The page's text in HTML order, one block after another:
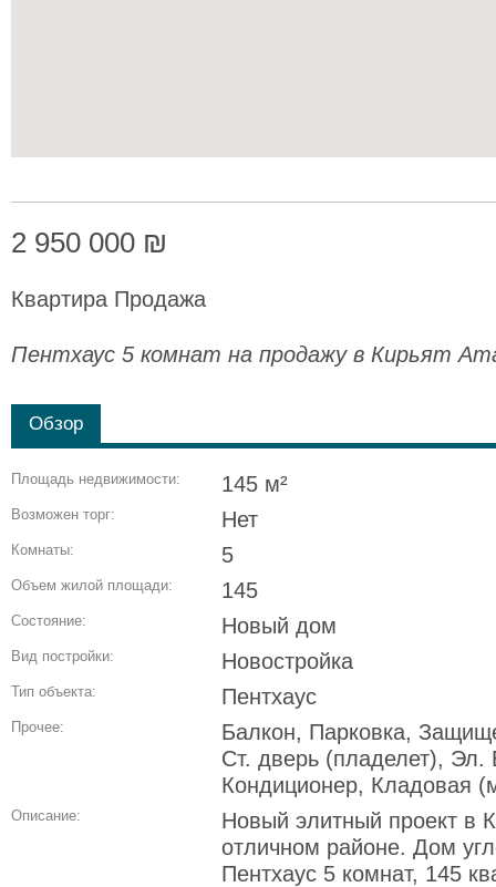
2 950 000 ₪
Квартира Продажа
Пентхаус 5 комнат на продажу в Кирьят
Обзор
Площадь недвижимости: 145 м²
Возможен торг: Нет
Комнаты: 5
Объем жилой площади: 145
Состояние: Новый дом
Вид постройки: Новостройка
Тип объекта: Пентхаус
Прочее:
Балкон, Парковка,
Ст. дверь (пладелет), Эл.
Кондиционер, Кладовая
Описание:
Новый элитный проект в
отличном районе. Дом
Пентхаус 5 комнат, 145